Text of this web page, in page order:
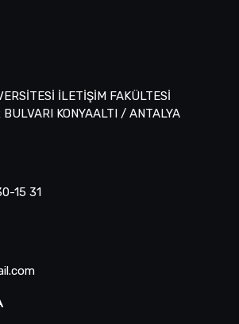
İLETİŞİM FAKÜLTESİ
KONYAALTI / ANTALYA
15 31